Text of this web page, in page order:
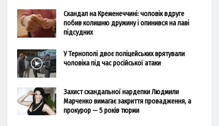
Скандал на Кременеччині: чоловік вдруге
побив колишню дружину і опинився на лаві
підсудних
У Тернополі двоє поліцейських врятували
чоловіка під час російської атаки
Захист скандальної нардепки Людмили
Марченко вимагає закриття провадження, а
прокурор — 5 років тюрми